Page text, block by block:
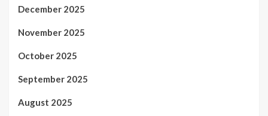
December 2025
November 2025
October 2025
September 2025
August 2025